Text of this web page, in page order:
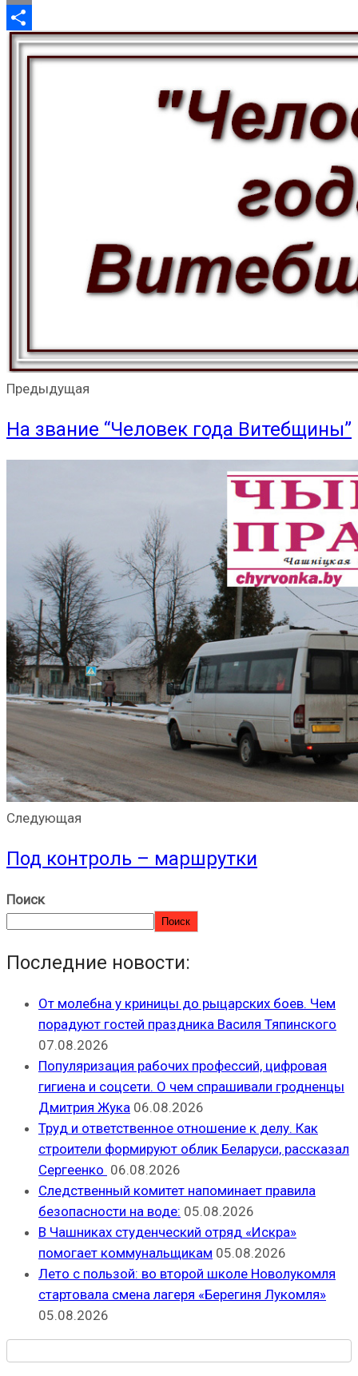
Email
Отправить
Предыдущая
На звание “Человек года Витебщины”
Следующая
Под контроль – маршрутки
Поиск
Поиск
Последние новости:
От молебна у криницы до рыцарских боев. Чем
порадуют гостей праздника Василя Тяпинского
07.08.2026
Популяризация рабочих профессий, цифровая
гигиена и соцсети. О чем спрашивали гродненцы
Дмитрия Жука 06.08.2026
Труд и ответственное отношение к делу. Как
строители формируют облик Беларуси, рассказал
Сергеенко 06.08.2026
Следственный комитет напоминает правила
безопасности на воде: 05.08.2026
В Чашниках студенческий отряд «Искра»
помогает коммунальщикам 05.08.2026
Лето с пользой: во второй школе Новолукомля
стартовала смена лагеря «Берегиня Лукомля»
05.08.2026